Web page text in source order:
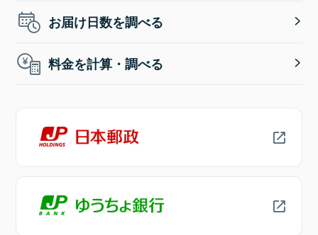
お届け日数を調べる
料金を計算・調べる